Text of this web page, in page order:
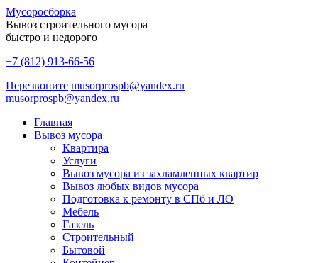
Мусоросборка
Вывоз строительного мусора
быстро и недорого
+7 (812) 913-66-56
Перезвоните musorprospb@yandex.ru
musorprospb@yandex.ru
Главная
Вывоз мусора
Квартира
Услуги
Вывоз мусора из захламленных квартир
Вывоз любых видов мусора
Подготовка к ремонту в СПб и ЛО
Мебель
Газель
Строительный
Бытовой